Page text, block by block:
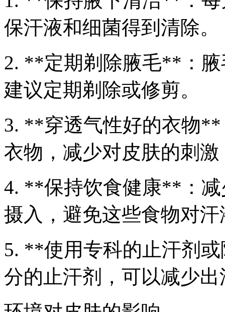
保汗液和细菌得到清除。
2. **定期剃除腋毛**：
建议定期剃除或修剪。
3. **穿透气性好的衣物
衣物，减少对皮肤的刺
4. **保持饮食健康**：
摄入，避免这些食物对
5. **使用专科的止汗剂
分的止汗剂，可以减少